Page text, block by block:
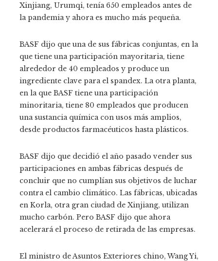
Xinjiang, Urumqi, tenía 650 empleados antes de
la pandemia y ahora es mucho más pequeña.
BASF dijo que una de sus fábricas conjuntas, en la
que tiene una participación mayoritaria, tiene
alrededor de 40 empleados y produce un
ingrediente clave para el spandex. La otra planta,
en la que BASF tiene una participación
minoritaria, tiene 80 empleados que producen
una sustancia química con usos más amplios,
desde productos farmacéuticos hasta plásticos.
BASF dijo que decidió el año pasado vender sus
participaciones en ambas fábricas después de
concluir que no cumplían sus objetivos de luchar
contra el cambio climático. Las fábricas, ubicadas
en Korla, otra gran ciudad de Xinjiang, utilizan
mucho carbón. Pero BASF dijo que ahora
acelerará el proceso de retirada de las empresas.
El ministro de Asuntos Exteriores chino, Wang Yi,